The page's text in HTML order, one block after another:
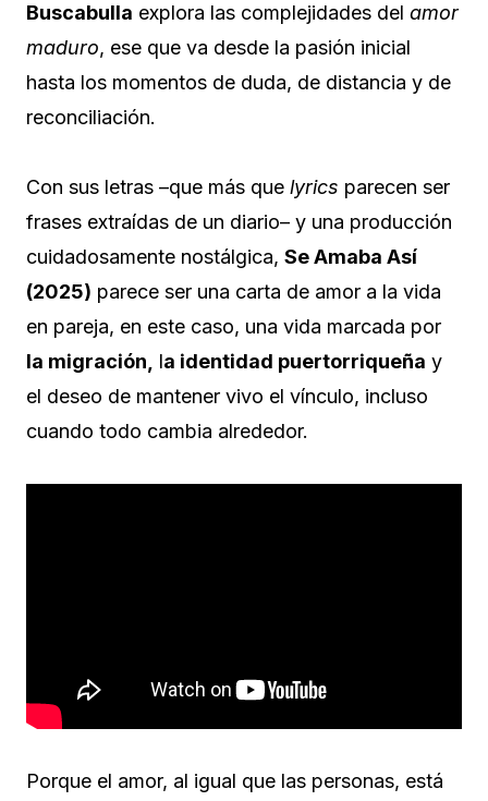
Buscabulla explora las complejidades del amor
maduro, ese que va desde la pasión inicial
hasta los momentos de duda, de distancia y de
reconciliación.
Con sus letras –que más que lyrics parecen ser
frases extraídas de un diario– y una producción
cuidadosamente nostálgica, Se Amaba Así
(2025) parece ser una carta de amor a la vida
en pareja, en este caso, una vida marcada por
la migración, la identidad puertorriqueña y
el deseo de mantener vivo el vínculo, incluso
cuando todo cambia alrededor.
Porque el amor, al igual que las personas, está